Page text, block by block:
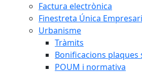
Factura electrònica
Finestreta Única
Urbanisme
Tràmits
Bonificacions plaques
POUM i normativa